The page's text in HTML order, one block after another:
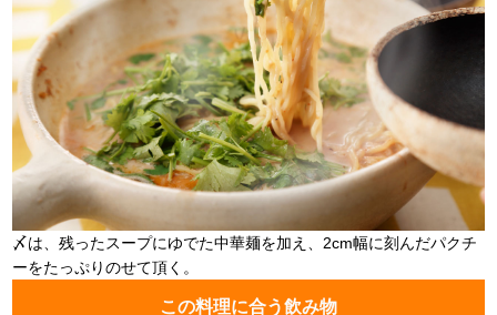
〆は、残ったスープにゆでた中華麺を加え、2cm幅に刻んだパクチ
ーをたっぷりのせて頂く。
この料理に合う飲み物